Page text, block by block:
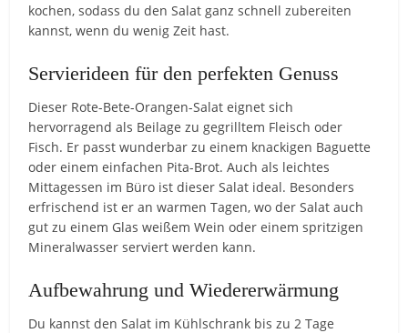
kochen, sodass du den Salat ganz schnell zubereiten
kannst, wenn du wenig Zeit hast.
Servierideen für den perfekten Genuss
Dieser Rote-Bete-Orangen-Salat eignet sich
hervorragend als Beilage zu gegrilltem Fleisch oder
Fisch. Er passt wunderbar zu einem knackigen Baguette
oder einem einfachen Pita-Brot. Auch als leichtes
Mittagessen im Büro ist dieser Salat ideal. Besonders
erfrischend ist er an warmen Tagen, wo der Salat auch
gut zu einem Glas weißem Wein oder einem spritzigen
Mineralwasser serviert werden kann.
Aufbewahrung und Wiedererwärmung
Du kannst den Salat im Kühlschrank bis zu 2 Tage